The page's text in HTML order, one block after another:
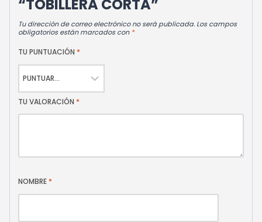
“TOBILLERA CORTA”
Tu dirección de correo electrónico no será publicada. Los campos
obligatorios están marcados con *
TU PUNTUACIÓN *
TU VALORACIÓN *
NOMBRE *